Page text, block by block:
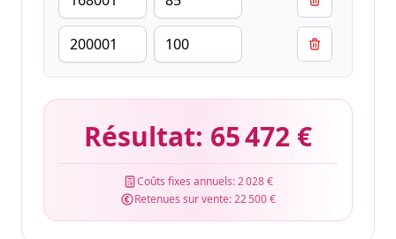
Résultat: 65 472 €
Coûts fixes annuels:2 028 €
Retenues sur vente:22 500 €